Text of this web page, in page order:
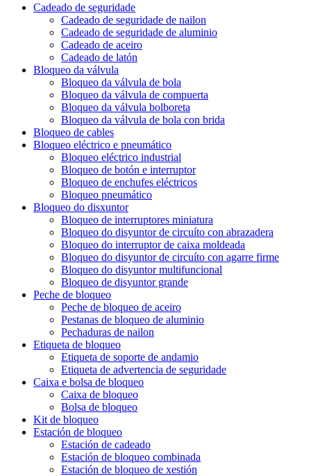
Cadeado de seguridade
Cadeado de seguridade de nailon
Cadeado de seguridade de aluminio
Cadeado de aceiro
Cadeado de latón
Bloqueo da válvula
Bloqueo da válvula de bola
Bloqueo da válvula de compuerta
Bloqueo da válvula bolboreta
Bloqueo da válvula de bola con brida
Bloqueo de cables
Bloqueo eléctrico e pneumático
Bloqueo eléctrico industrial
Bloqueo de botón e interruptor
Bloqueo de enchufes eléctricos
Bloqueo pneumático
Bloqueo do disxuntor
Bloqueo de interruptores miniatura
Bloqueo do disyuntor de circuíto con abrazadera
Bloqueo do interruptor de caixa moldeada
Bloqueo do disyuntor de circuíto con agarre firme
Bloqueo do disyuntor multifuncional
Bloqueo de disyuntor grande
Peche de bloqueo
Peche de bloqueo de aceiro
Pestanas de bloqueo de aluminio
Pechaduras de nailon
Etiqueta de bloqueo
Etiqueta de soporte de andamio
Etiqueta de advertencia de seguridade
Caixa e bolsa de bloqueo
Caixa de bloqueo
Bolsa de bloqueo
Kit de bloqueo
Estación de bloqueo
Estación de cadeado
Estación de bloqueo combinada
Estación de bloqueo de xestión